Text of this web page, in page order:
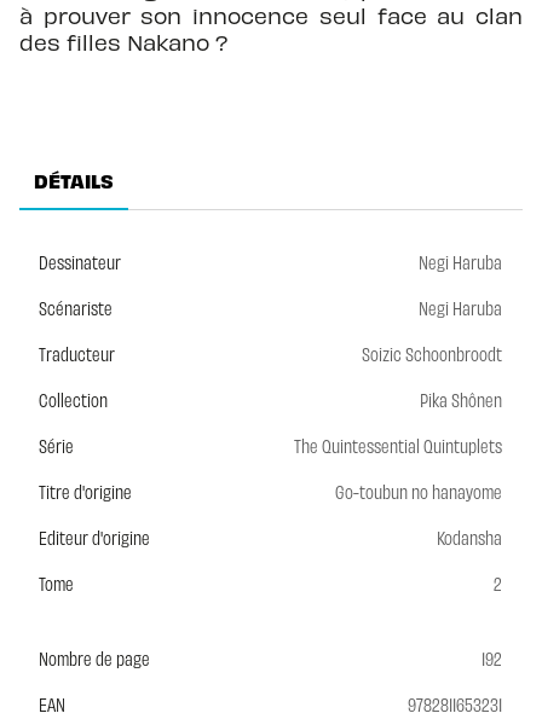
à prouver son innocence seul face au clan
des filles Nakano ?
DÉTAILS
Dessinateur
Negi Haruba
Scénariste
Negi Haruba
Traducteur
Soizic Schoonbroodt
Collection
Pika Shônen
Série
The Quintessential Quintuplets
Titre d'origine
Go-toubun no hanayome
Editeur d'origine
Kodansha
Tome
2
Nombre de page
192
EAN
9782811653231